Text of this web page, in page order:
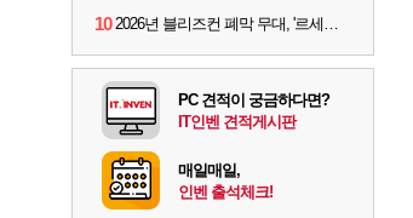
10 2026년 블리즈컨 폐막 무대, '르세라핌'이 오른다
PC 견적이 궁금하다면?
IT인벤 견적게시판
매일매일,
인벤 출석체크!